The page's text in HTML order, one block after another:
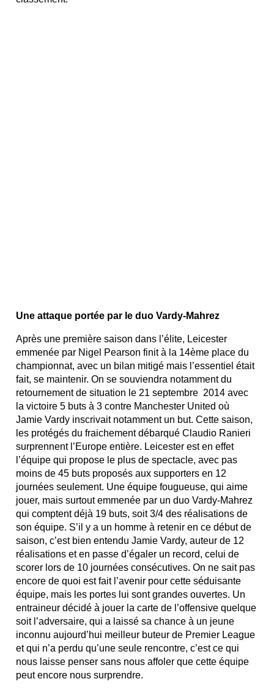
Une attaque portée par le duo Vardy-Mahrez
Après une première saison dans l’élite, Leicester
emmenée par Nigel Pearson finit à la 14ème place du
championnat, avec un bilan mitigé mais l’essentiel était
fait, se maintenir. On se souviendra notamment du
retournement de situation le 21 septembre 2014 avec
la victoire 5 buts à 3 contre Manchester United où
Jamie Vardy inscrivait notamment un but. Cette saison,
les protégés du fraichement débarqué Claudio Ranieri
surprennent l’Europe entière. Leicester est en effet
l’équipe qui propose le plus de spectacle, avec pas
moins de 45 buts proposés aux supporters en 12
journées seulement. Une équipe fougueuse, qui aime
jouer, mais surtout emmenée par un duo Vardy-Mahrez
qui comptent déjà 19 buts, soit 3/4 des réalisations de
son équipe. S’il y a un homme à retenir en ce début de
saison, c’est bien entendu Jamie Vardy, auteur de 12
réalisations et en passe d’égaler un record, celui de
scorer lors de 10 journées consécutives. On ne sait pas
encore de quoi est fait l’avenir pour cette séduisante
équipe, mais les portes lui sont grandes ouvertes. Un
entraineur décidé à jouer la carte de l’offensive quelque
soit l’adversaire, qui a laissé sa chance à un jeune
inconnu aujourd’hui meilleur buteur de Premier League
et qui n’a perdu qu’une seule rencontre, c’est ce qui
nous laisse penser sans nous affoler que cette équipe
peut encore nous surprendre.